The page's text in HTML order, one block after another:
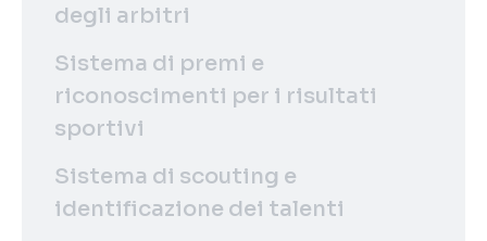
degli arbitri
Sistema di premi e
riconoscimenti per i risultati
sportivi
Sistema di scouting e
identificazione dei talenti